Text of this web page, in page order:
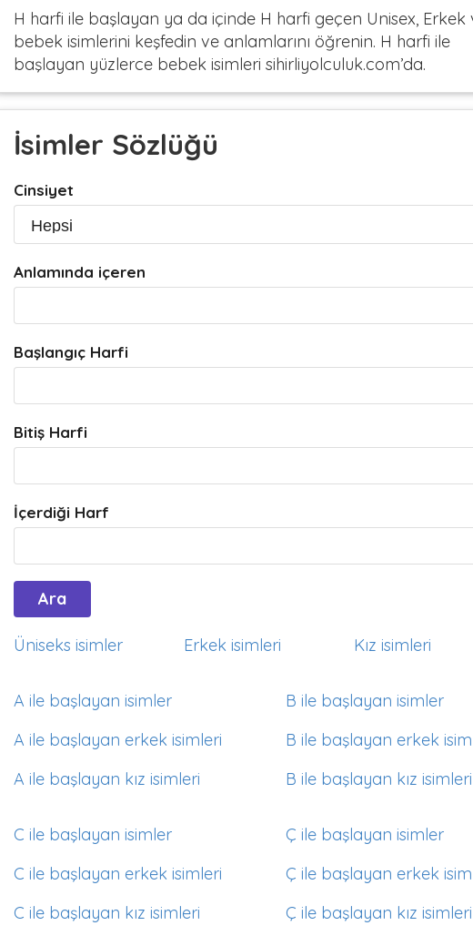
H harfi ile başlayan ya da içinde H harfi geçen Unisex, Erkek
bebek isimlerini keşfedin ve anlamlarını öğrenin. H harfi ile
başlayan yüzlerce bebek isimleri sihirliyolculuk.com’da.
İsimler Sözlüğü
Cinsiyet
Anlamında içeren
Başlangıç Harfi
Bitiş Harfi
İçerdiği Harf
Üniseks isimler Erkek isimleri Kız isimleri
A ile başlayan isimler
A ile başlayan erkek isimleri
A ile başlayan kız isimleri
B ile başlayan isimler
B ile başlayan erkek
B ile başlayan kız isimleri
C ile başlayan isimler
C ile başlayan erkek isimleri
C ile başlayan kız isimleri
Ç ile başlayan isimler
Ç ile başlayan erkek
Ç ile başlayan kız isimleri